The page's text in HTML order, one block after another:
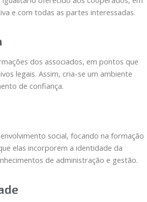
e com todas as partes interessadas.
dos associados, em pontos que
legais. Assim, cria-se um ambiente
de confiança.
social, focando na formação
elas incorporem a identidade da
de administração e gestão.